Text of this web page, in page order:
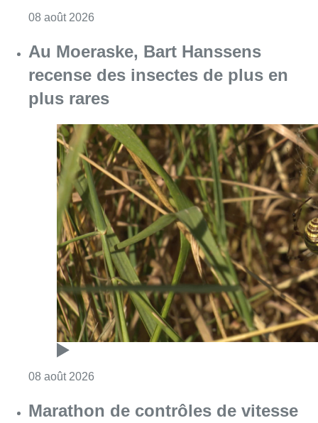
08 août 2026
Au Moeraske, Bart Hanssens
recense des insectes de plus en
plus rares
08 août 2026
Marathon de contrôles de vitesse